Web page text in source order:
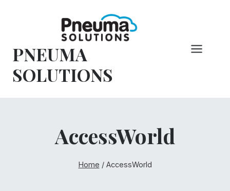
PNEUMA
SOLUTIONS
AccessWorld
Home / AccessWorld